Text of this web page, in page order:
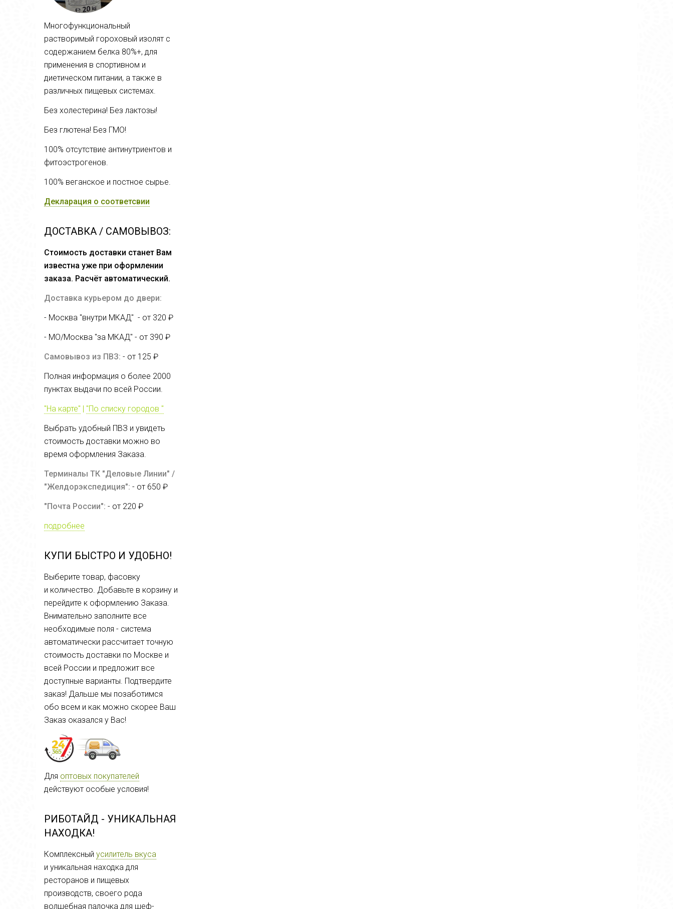
Многофункциональный
растворимый гороховый изолят с
содержанием белка 80%+, для
применения в спортивном и
диетическом питании, а также в
различных пищевых системах.
Без холестерина! Без лактозы!
Без глютена! Без ГМО!
100% отсутствие антинутриентов и
фитоэстрогенов.
100% веганское и постное сырье.
Декларация о соответсвии
ДОСТАВКА / САМОВЫВОЗ:
Стоимость доставки станет Вам
известна уже при оформлении
заказа. Расчёт автоматический.
Доставка курьером до двери:
- Москва "внутри МКАД" - от 320 ₽
- МО/Москва "за МКАД" - от 390 ₽
Самовывоз из ПВЗ: - от 125 ₽
Полная информация о более 2000
пунктах выдачи по всей России.
"На карте" | "По списку городов "
Выбрать удобный ПВЗ и увидеть
стоимость доставки можно во
время оформления Заказа.
Терминалы ТК "Деловые Линии" /
"Желдорэкспедиция": - от 650 ₽
"Почта России": - от 220 ₽
подробнее
КУПИ БЫСТРО И УДОБНО!
Выберите товар, фасовку
и количество. Добавьте в корзину и
перейдите к оформлению Заказа.
Внимательно заполните все
необходимые поля - система
автоматически рассчитает точную
стоимость доставки по Москве и
всей России и предложит все
доступные варианты. Подтвердите
заказ! Дальше мы позаботимся
обо всем и как можно скорее Ваш
Заказ оказался у Вас!
Для оптовых покупателей
действуют особые условия!
РИБОТАЙД - УНИКАЛЬНАЯ
НАХОДКА!
Комплексный усилитель вкуса
и уникальная находка для
ресторанов и пищевых
производств, своего рода
волшебная палочка для шеф-